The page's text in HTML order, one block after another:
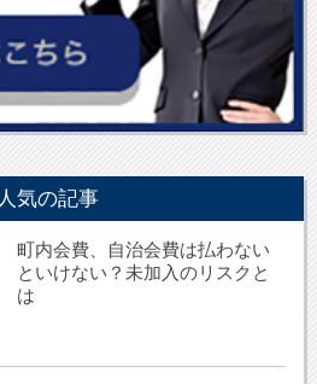
人気の記事
町内会費、自治会費は払わない
といけない？未加入のリスクと
は